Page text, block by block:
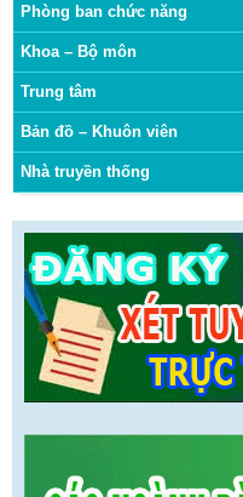
Phòng ban chức năng
Khoa – Bộ môn
Trung tâm
Bản đồ – Khuôn viên
Nhà truyền thống